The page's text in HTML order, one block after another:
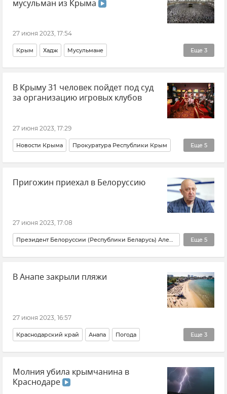
мусульман из Крыма
27 июня 2023, 17:54
Еще 3
Крым Хадж Мусульмане
ДУМК (Духовное управление мусульман Крыма)
Религия Общество
В Крыму 31 человек пойдет под суд
за организацию игровых клубов
27 июня 2023, 17:29
Еще 5
Новости Крыма Прокуратура Республики Крым
ГСУ СК России по Крыму и Севастополю
Симферополь Керчь Ялта Происшествия
Пригожин приехал в Белоруссию
27 июня 2023, 17:08
Еще 5
Президент Белоруссии (Республики Беларусь) Александр Лукашенко
Белоруссия Евгений Пригожин ЧВК "Вагнер"
Попытка вооруженного мятежа в России Новости
В Анапе закрыли пляжи
27 июня 2023, 16:57
Еще 3
Краснодарский край Анапа Погода
Черное море Новости Общество
Молния убила крымчанина в
Краснодаре